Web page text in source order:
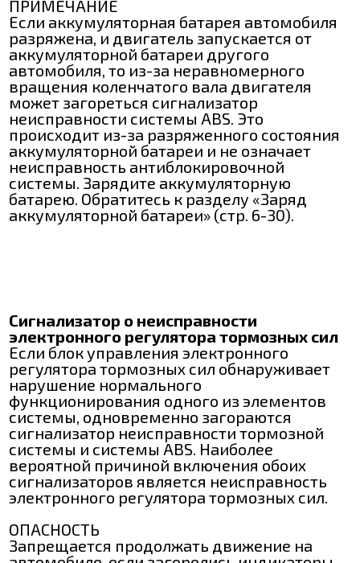
ПРИМЕЧАНИЕ
Если аккумуляторная батарея автомобиля
разряжена, и двигатель запускается от
аккумуляторной батареи другого
автомобиля, то из-за неравномерного
вращения коленчатого вала двигателя
может загореться сигнализатор
неисправности системы ABS. Это
происходит из-за разряженного состояния
аккумуляторной батареи и не означает
неисправность антиблокировочной
системы. Зарядите аккумуляторную
батарею. Обратитесь к разделу «Заряд
аккумуляторной батареи» (стр. 6-30).
Сигнализатор о неисправности
электронного регулятора тормозных сил
Если блок управления электронного
регулятора тормозных сил обнаруживает
нарушение нормального
функционирования одного из элементов
системы, одновременно загораются
сигнализатор неисправности тормозной
системы и системы ABS. Наиболее
вероятной причиной включения обоих
сигнализаторов является неисправность
электронного регулятора тормозных сил.
ОПАСНОСТЬ
Запрещается продолжать движение на